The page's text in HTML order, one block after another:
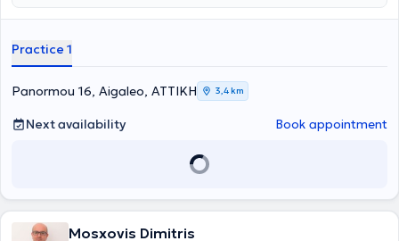
offers a wide range of services with experience and expertise while
Practice 1
Panormou 16, Aigaleo, ΑΤΤΙΚΗ 3,4 km
Next availability Book appointment
Mosxovis Dimitris